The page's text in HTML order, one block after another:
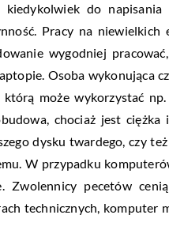
kiedykolwiek do
Pracy na
wygodniej
Osoba wykonująca
może wykorzystać
chociaż jest
dysku twardego, czy
W przypadku
Zwolennicy pecetów
technicznych, komputer